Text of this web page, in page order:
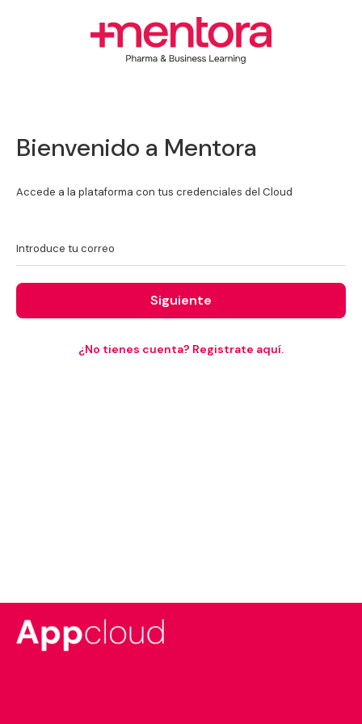
Bienvenido a Mentora
Accede a la plataforma con tus credenciales del Cloud
Introduce tu correo
Siguiente
¿No tienes cuenta? Registrate aquí.